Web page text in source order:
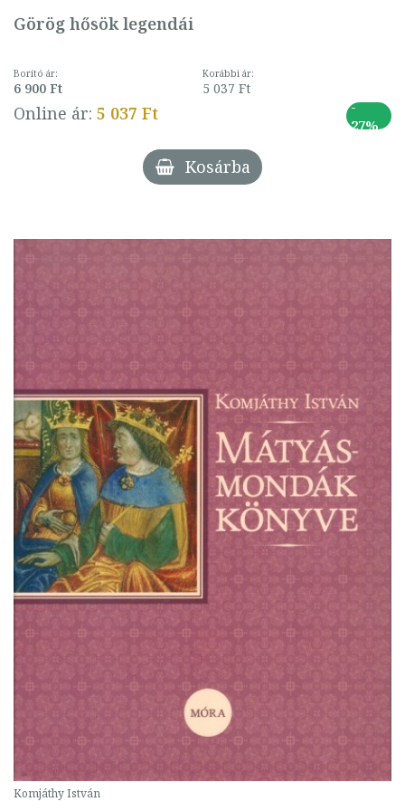
Görög hősök legendái
Borító ár:
6 900 Ft
Korábbi ár:
5 037 Ft
Online ár: 5 037 Ft
-
27%
Kosárba
Komjáthy István